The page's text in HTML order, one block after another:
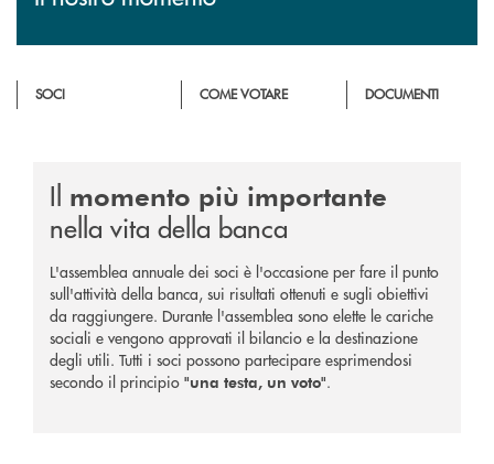
SOCI COME VOTARE DOCUMENTI
Il momento più importante
nella vita della banca
L'assemblea annuale dei soci è l'occasione per fare il punto
sull'attività della banca, sui risultati ottenuti e sugli obiettivi
da raggiungere. Durante l'assemblea sono elette le cariche
sociali e vengono approvati il bilancio e la destinazione
degli utili. Tutti i soci possono partecipare esprimendosi
secondo il principio "una testa, un voto".